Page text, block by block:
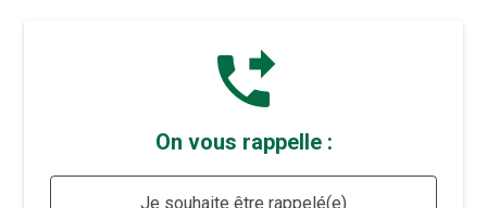
phone_forwarded
On vous rappelle :
Je souhaite être rappelé(e)